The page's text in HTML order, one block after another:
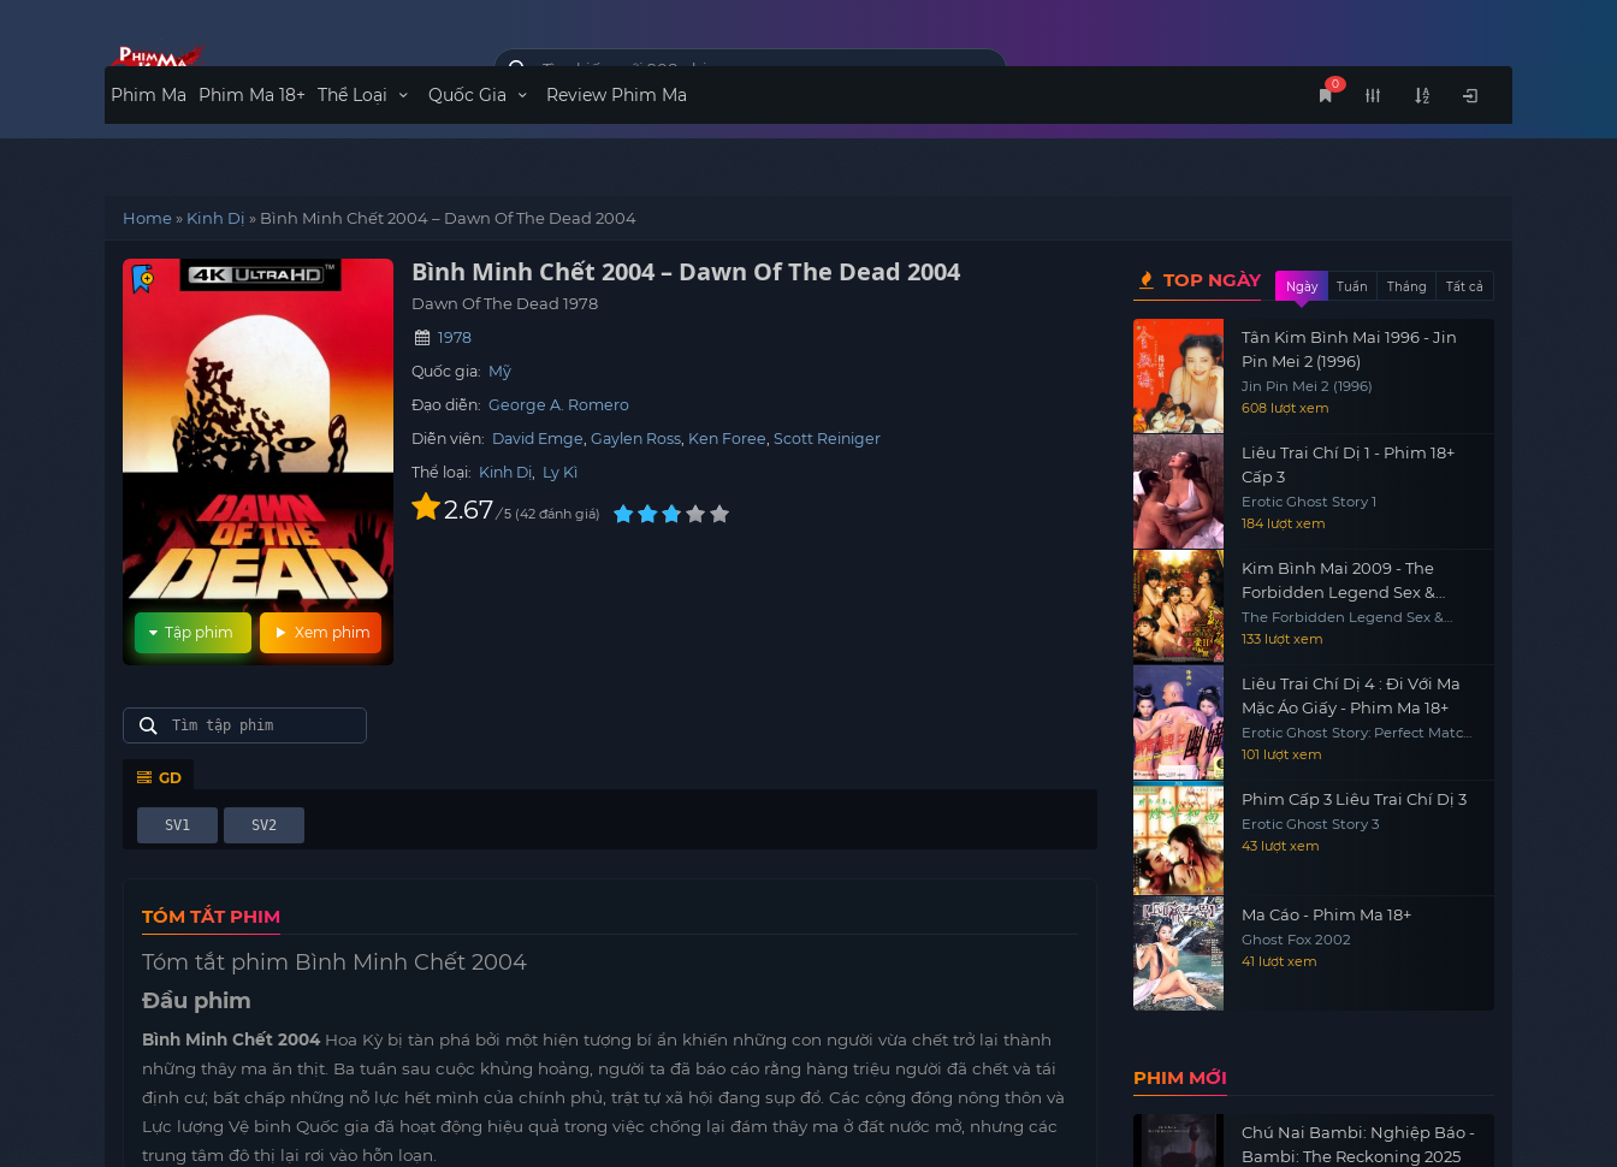
0
Phim Ma Phim Ma 18+ Thể Loại Quốc Gia Review Phim Ma
Home» Kinh Dị » Bình Minh Chết 2004 – Dawn Of The Dead 2004
Xem phim
Tập phim
Bình Minh Chết 2004 – Dawn Of The Dead 2004
Dawn Of The Dead 1978
1978
Quốc gia: Mỹ
Đạo diễn: George A. Romero
Diễn viên: David Emge Gaylen Ross Ken Foree Scott Reiniger
Thể loại: Kinh Dị, Ly Kì
2.67/ 5 42 đánh giá
GD
SV1 SV2
TÓM TẮT PHIM
Tóm tắt phim Bình Minh Chết 2004
Đầu phim
Bình Minh Chết 2004Hoa Kỳ bị tàn phá bởi một hiện tượng bí ẩn khiến những con người vừa chết trở lại thành
những thây ma ăn thịt. Ba tuần sau cuộc khủng hoảng, người ta đã báo cáo rằng hàng triệu người đã chết và tái
định cư; bất chấp những nỗ lực hết mình của chính phủ, trật tự xã hội đang sụp đổ. Các cộng đồng nông thôn và
Lực lượng Vệ binh Quốc gia đã hoạt động hiệu quả trong việc chống lại đám thây ma ở đất nước mở, nhưng các
trung tâm đô thị lại rơi vào hỗn loạn.
TOP NGÀY Ngày Tuần Tháng Tất cả
Tân Kim Bình Mai 1996 - Jin
Pin Mei 2 (1996)
Jin Pin Mei 2 (1996)
608 lượt xem
Liêu Trai Chí Dị 1 - Phim 18+
Cấp 3
Erotic Ghost Story 1
184 lượt xem
Kim Bình Mai 2009 - The
Forbidden Legend Sex &
Chopsticks 2 (2009)
The Forbidden Legend Sex &
Chopsticks 2
133 lượt xem
Liêu Trai Chí Dị 4 : Đi Với Ma
Mặc Áo Giấy - Phim Ma 18+
Erotic Ghost Story: Perfect Match
1997
101 lượt xem
Phim Cấp 3 Liêu Trai Chí Dị 3
Erotic Ghost Story 3
43 lượt xem
Ma Cáo - Phim Ma 18+
Ghost Fox 2002
41 lượt xem
PHIM MỚI
Chú Nai Bambi: Nghiệp Báo -
Bambi: The Reckoning 2025